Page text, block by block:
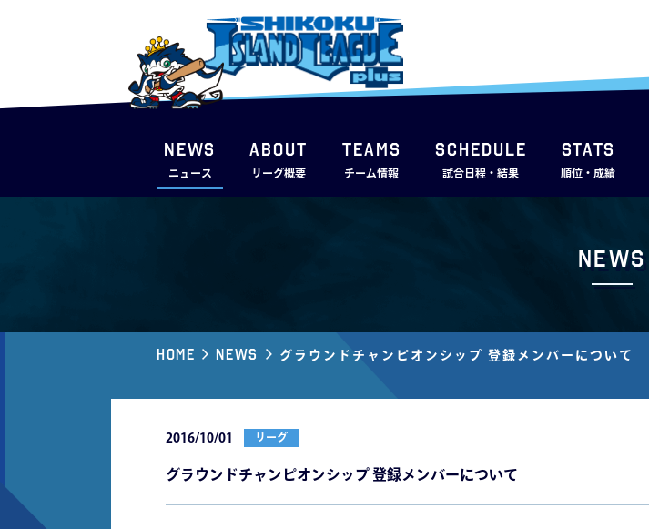
NEWS
ニュース
ABOUT
リーグ概要
TEAMS
チーム情報
SCHEDULE
試合日程・結果
STATS
順位・成績
News
Home News グラウンドチャンピオンシップ 登録メンバーについて
2016/10/01 リーグ
グラウンドチャンピオンシップ 登録メンバーについて